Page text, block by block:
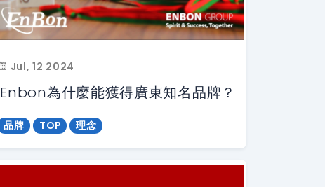
Jul, 12 2024
Enbon為什麼能獲得廣東知名品牌？
品牌 TOP 理念